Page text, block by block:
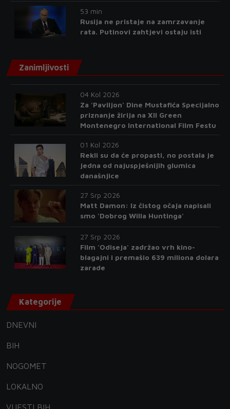
53 min
Rusija ne pristaje na zamrzavanje
rata. Putinovi zahtjevi ostaju isti
Zanimljivosti
04 Kol 2026
Za 'Paviljon' Dine Mustafića Specijalno
priznanje žirija na XII Green
Montenegro International Film Festu
01 Kol 2026
Rekli su da će propasti, no postala je
jedna od najuspješnijih glumica
današnjice
27 Srp 2026
Matt Damon: Iz čistog očaja napisali
smo 'Dobrog Willa Huntinga'
27 Srp 2026
Film 'Odiseja' zadržao vrh kino-
blagajni i premašio 639 miliona dolara
zarade
Kategorije
DNEVNI
BIH
NOGOMET
LOKALNO
VIJESTI BIH